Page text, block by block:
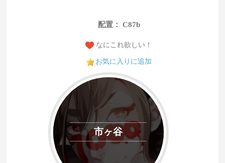
配置： C87b
なにこれ欲しい！
お気に入りに追加
市ヶ谷